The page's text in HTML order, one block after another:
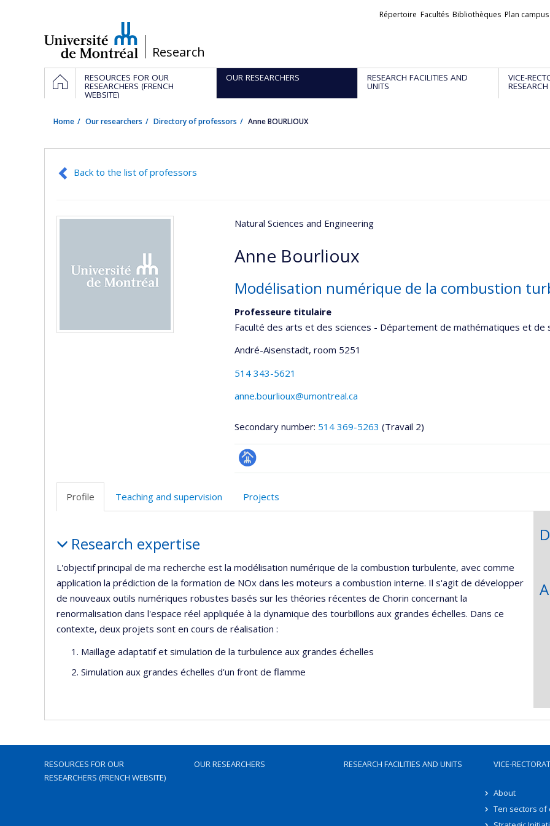
/Research
Liens
Répertoire Facultés Bibliothèques Plan campus
Navigation
principale
HOMERESOURCES FOR OUR
RESEARCHERS (FRENCH
WEBSITE)
OUR RESEARCHERS RESEARCH FACILITIES AND
UNITS
VICE-
RESEARCH
Home Our researchers Directory of professors Anne BOURLIOUX
Back to the list of professors
Natural Sciences and Engineering
Anne Bourlioux
Modélisation numérique de la combustion
Professeure titulaire
Faculté des arts et des sciences - Département de mathématiques et de
André-Aisenstadt, room 5251
514 343-5621
anne.bourlioux@umontreal.ca
Secondary number: 514 369-5263 (Travail 2)
Page
(faculté,département,école)
Profile Teaching and supervision Projects
Research expertise
L'objectif principal de ma recherche est la modélisation numérique de la combustion turbulente, avec comme
application la prédiction de la formation de NOx dans les moteurs a combustion interne. Il s'agit de développer
de nouveaux outils numériques robustes basés sur les théories récentes de Chorin concernant la
renormalisation dans l'espace réel appliquée à la dynamique des tourbillons aux grandes échelles. Dans ce
contexte, deux projets sont en cours de réalisation :
Maillage adaptatif et simulation de la turbulence aux grandes échelles
Simulation aux grandes échelles d'un front de flamme
RESOURCES FOR OUR
RESEARCHERS (FRENCH WEBSITE)
OUR RESEARCHERS RESEARCH FACILITIES AND UNITS VICE-
About
Ten sectors of